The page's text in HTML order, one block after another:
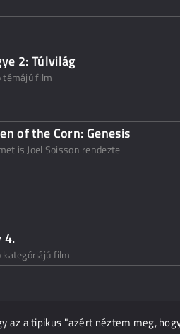
2: Túlvilág
témájú film
of the Corn: Genesis
is Joel Soisson rendezte
4.
kategóriájú film
az a tipikus "azért néztem meg,